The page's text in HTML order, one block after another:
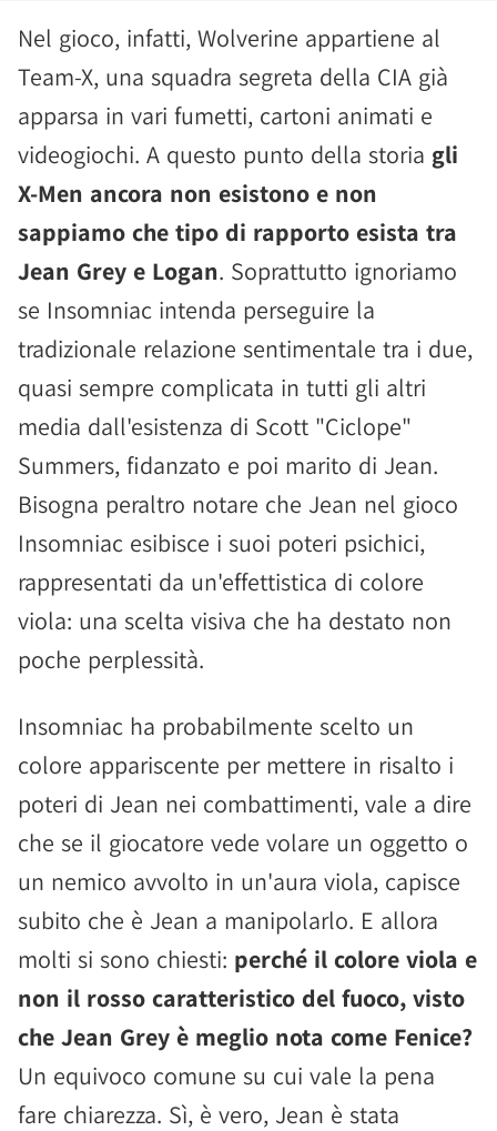
Nel gioco, infatti, Wolverine appartiene al
Team-X, una squadra segreta della CIA già
apparsa in vari fumetti, cartoni animati e
videogiochi. A questo punto della storia gli
X-Men ancora non esistono e non
sappiamo che tipo di rapporto esista tra
Jean Grey e Logan. Soprattutto ignoriamo
se Insomniac intenda perseguire la
tradizionale relazione sentimentale tra i due,
quasi sempre complicata in tutti gli altri
media dall'esistenza di Scott "Ciclope"
Summers, fidanzato e poi marito di Jean.
Bisogna peraltro notare che Jean nel gioco
Insomniac esibisce i suoi poteri psichici,
rappresentati da un'effettistica di colore
viola: una scelta visiva che ha destato non
poche perplessità.
Insomniac ha probabilmente scelto un
colore appariscente per mettere in risalto i
poteri di Jean nei combattimenti, vale a dire
che se il giocatore vede volare un oggetto o
un nemico avvolto in un'aura viola, capisce
subito che è Jean a manipolarlo. E allora
molti si sono chiesti: perché il colore viola e
non il rosso caratteristico del fuoco, visto
che Jean Grey è meglio nota come Fenice?
Un equivoco comune su cui vale la pena
fare chiarezza. Sì, è vero, Jean è stata